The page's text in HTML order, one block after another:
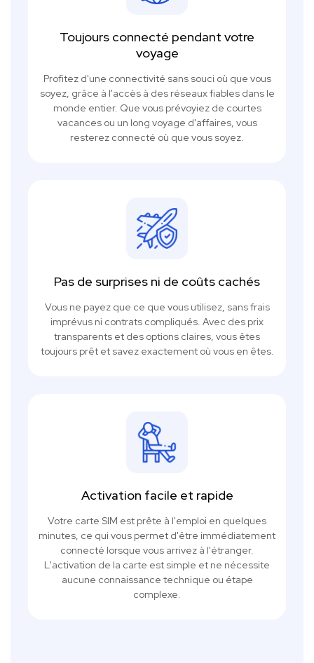
Toujours connecté pendant votre
voyage
Profitez d'une connectivité sans souci où que vous
soyez, grâce à l'accès à des réseaux fiables dans le
monde entier. Que vous prévoyiez de courtes
vacances ou un long voyage d'affaires, vous
resterez connecté où que vous soyez.
Pas de surprises ni de coûts cachés
Vous ne payez que ce que vous utilisez, sans frais
imprévus ni contrats compliqués. Avec des prix
transparents et des options claires, vous êtes
toujours prêt et savez exactement où vous en êtes.
Activation facile et rapide
Votre carte SIM est prête à l'emploi en quelques
minutes, ce qui vous permet d'être immédiatement
connecté lorsque vous arrivez à l'étranger.
L'activation de la carte est simple et ne nécessite
aucune connaissance technique ou étape
complexe.